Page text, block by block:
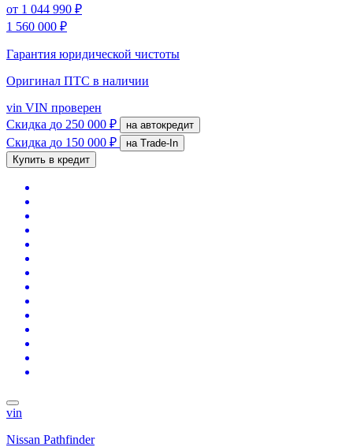
от 1 044 990 ₽
1 560 000 ₽
Гарантия юридической чистоты
Оригинал ПТС в наличии
vin VIN проверен
Скидка до 250 000 ₽ на автокредит
Скидка до 150 000 ₽
на Trade-In
Купить в кредит
vin
Nissan Pathfinder